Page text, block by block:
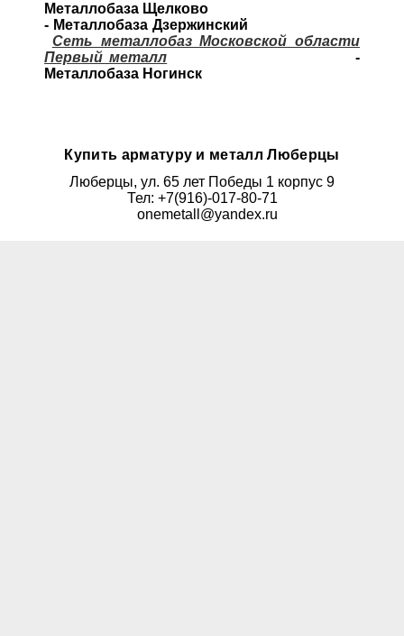
Металлобаза Щелково
- Металлобаза Дзержинский
Сеть металлобаз Московской области
Первый металл -
Металлобаза Ногинск
Купить арматуру и металл Люберцы
Люберцы, ул. 65 лет Победы 1 корпус 9
Тел: +7(916)-017-80-71
onemetall@yandex.ru